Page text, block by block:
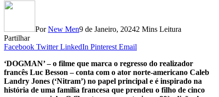
Por New Men9 de Janeiro, 20242 Mins Leitura
Partilhar
Facebook Twitter LinkedIn Pinterest Email
‘DOGMAN’ – o filme que marca o regresso do realizador
francês Luc Besson – conta com o ator norte-americano Caleb
Landry Jones (‘Nitram’) no papel principal e é inspirado na
história de uma família francesa que prendeu o filho de cinco